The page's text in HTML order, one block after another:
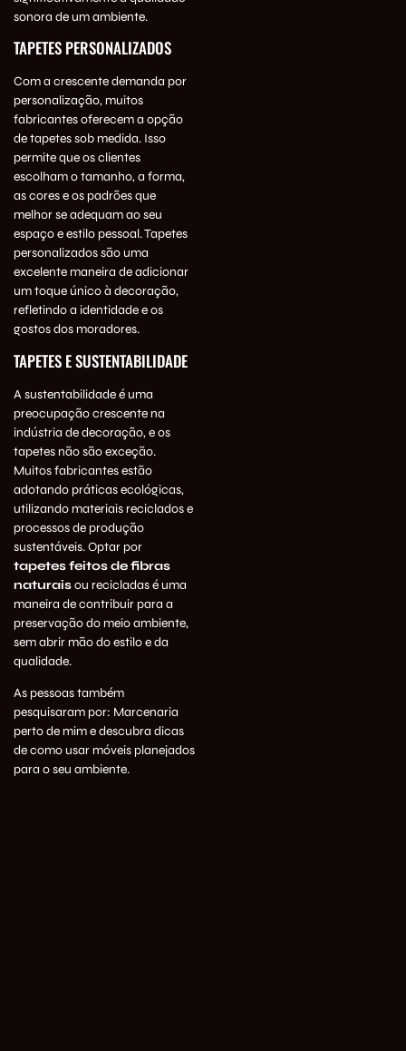
sonora de um ambiente.
TAPETES PERSONALIZADOS
Com a crescente demanda por
personalização, muitos
fabricantes oferecem a opção
de tapetes sob medida. Isso
permite que os clientes
escolham o tamanho, a forma,
as cores e os padrões que
melhor se adequam ao seu
espaço e estilo pessoal. Tapetes
personalizados são uma
excelente maneira de adicionar
um toque único à decoração,
refletindo a identidade e os
gostos dos moradores.
TAPETES E SUSTENTABILIDADE
A sustentabilidade é uma
preocupação crescente na
indústria de decoração, e os
tapetes não são exceção.
Muitos fabricantes estão
adotando práticas ecológicas,
utilizando materiais reciclados e
processos de produção
sustentáveis. Optar por
tapetes feitos de fibras
naturaisou recicladas é uma
maneira de contribuir para a
preservação do meio ambiente,
sem abrir mão do estilo e da
qualidade.
As pessoas também
pesquisaram por: Marcenaria
perto de mime descubra dicas
de como usar móveis planejados
para o seu ambiente.